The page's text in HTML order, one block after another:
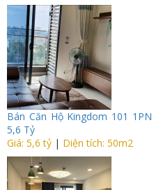
Bán Căn Hộ Kingdom 101
5,6 Tỷ
Giá: 5,6 tỷ | Diện tích: 50m2